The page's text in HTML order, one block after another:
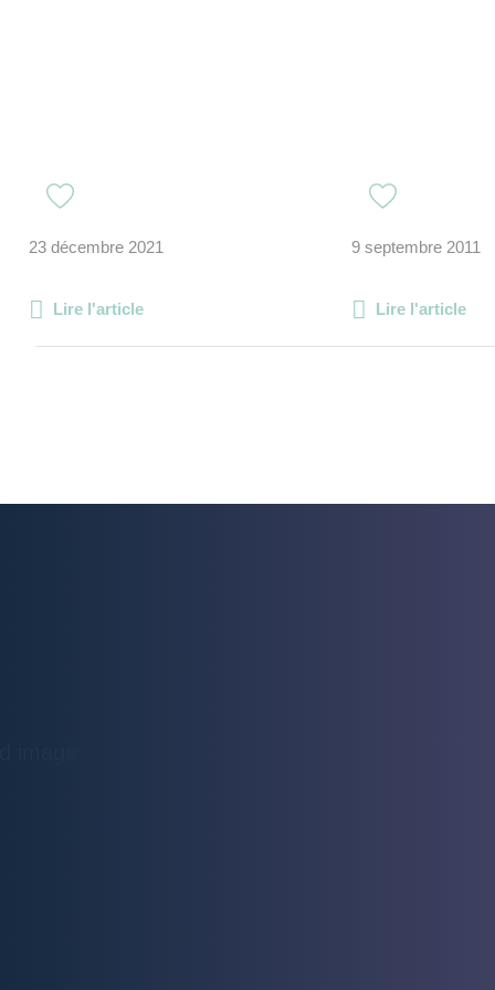
23 décembre 2021
Lire l'article
9 septembre 2011
Lire l'article